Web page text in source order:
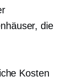
die
Kosten